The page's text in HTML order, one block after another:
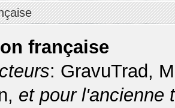
française
: GravuTrad,
et pour l'ancienne